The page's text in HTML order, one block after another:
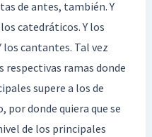
de antes, también. Y
catedráticos. Y los
los cantantes. Tal vez
respectivas ramas donde
supere a los de
por donde quiera que se
de los principales